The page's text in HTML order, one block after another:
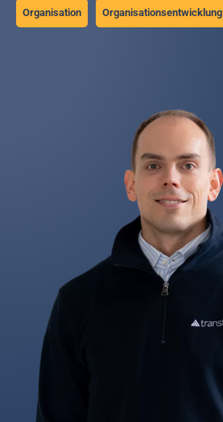
Organisation Organisationsentwicklung